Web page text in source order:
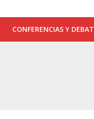
CONFERENCIAS Y